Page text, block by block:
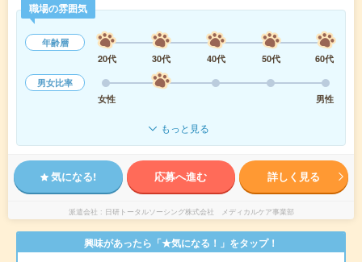
職場の雰囲気
年齢層
20代
30代 40代 50代
60代
男女比率
女性
男性
もっと見る
気になる! 応募へ進む 詳しく見る
派遣会社 日研トータルソーシング株式会社 メディカルケア事業部
興味があったら「★気になる！」をタップ！